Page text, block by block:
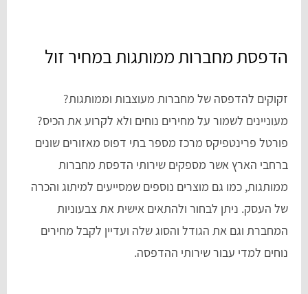
הדפסת מחברות ממותגות במחיר זול
זקוקים להדפסה של מחברות מעוצבות וממותגות?
מעוניינים לשמור על מחירים נוחים ולא לקרוע את הכיס?
פורטל פרינטפיקס מרכז מספר בתי דפוס מאזורים שונים
ברחבי הארץ אשר מספקים שירותי הדפסת מחברות
ממותגות, כמו גם מוצרים נוספים שמסייעים למיתוג והכרה
של העסק. ניתן לבחור ולהתאים אישית את צבעוניות
המחברת וגם את הגודל והסוג שלה ועדיין לקבל מחירים
נוחים למדי עבור שירותי ההדפסה.